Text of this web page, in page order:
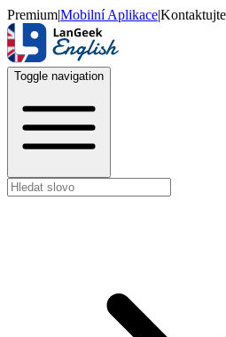
Premium|Mobilní Aplikace|
Toggle navigation